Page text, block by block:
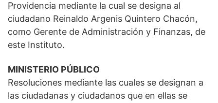
Providencia mediante la cual se designa al
ciudadano Reinaldo Argenis Quintero Chacón,
como Gerente de Administración y Finanzas, de
este Instituto.
MINISTERIO PÚBLICO
Resoluciones mediante las cuales se designan a
las ciudadanas y ciudadanos que en ellas se